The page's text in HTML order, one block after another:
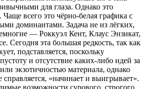
для глаза. Однако это
всего это чёрно-белая графика с
доминантами. Задача не из лёгких,
— Роккуэл Кент, Клаус Энзикат,
Сегодня эта большая редкость, так как
подставляется, поскольку
и отсутствие каких-либо идей за
экзотичностью материала, однако
справляется, «начинает и выигрывает».